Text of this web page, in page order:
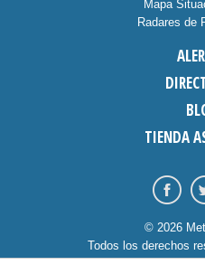
Mapa
Radares de
TIENDA
© 2026
Todos los derechos